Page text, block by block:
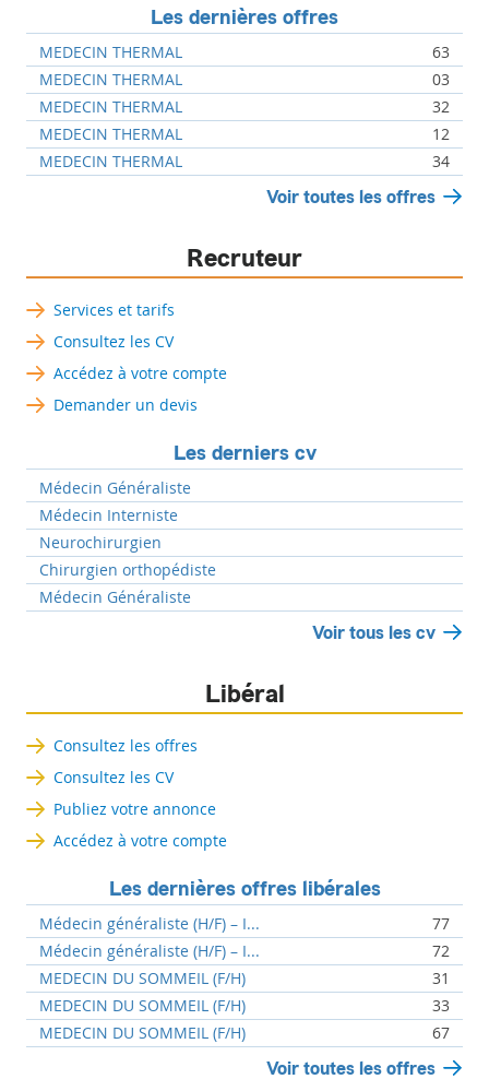
Les dernières offres
MEDECIN THERMAL
63
MEDECIN THERMAL
03
MEDECIN THERMAL
32
MEDECIN THERMAL
12
MEDECIN THERMAL
34
Voir toutes les offres
Recruteur
Services et tarifs
Consultez les CV
Accédez à votre compte
Demander un devis
Les derniers cv
Médecin Généraliste
Médecin Interniste
Neurochirurgien
Chirurgien orthopédiste
Médecin Généraliste
Voir tous les cv
Libéral
Consultez les offres
Consultez les CV
Publiez votre annonce
Accédez à votre compte
Les dernières offres libérales
Médecin généraliste (H/F) – I...
77
Médecin généraliste (H/F) – I...
72
MEDECIN DU SOMMEIL (F/H)
31
MEDECIN DU SOMMEIL (F/H)
33
MEDECIN DU SOMMEIL (F/H)
67
Voir toutes les offres